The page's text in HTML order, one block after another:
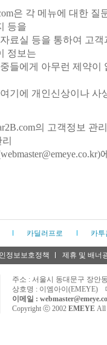
은 각 메뉴에 대한
등을
료실 등을 통하여 고
정보는
들에게 아무런 제약이
기에 개인신상이나 사
의 고객정보 관
카딜러프로 카투
정보보호정책 제휴 및 배너
주소 : 서울시 동대문구 장안
상호명 : 이엠아이(EMEYE)
이메일 :
Copyright ⓒ 2002 EMEYE All